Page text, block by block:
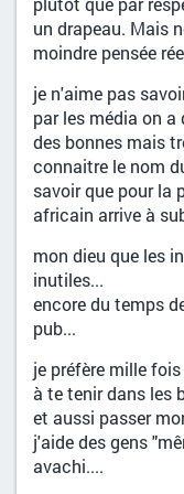
un drapeau. Mais
moindre pensée
je n'aime pas
par les média on a
des bonnes mais
connaitre le nom
savoir que pour la
africain arrive à
mon dieu que les
inutiles...
encore du temps
pub...
je préfère mille
à te tenir dans les
et aussi passer
j'aide des gens
avachi....